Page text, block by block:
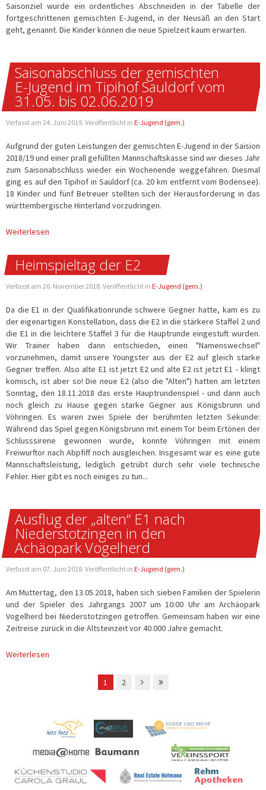
Saisonziel wurde ein ordentliches Abschneiden in der Tabelle der
fortgeschrittenen gemischten E-Jugend, in der Neusäß an den Start
geht, genannt. Die Kinder können die neue Spielzeit kaum erwarten.
Saisonabschluss der gemischten
E-Jugend im Tipihof Sauldorf vom
31.05. bis 02.06.2019
Verfasst am 24. Juni 2019. Veröffentlicht in E-Jugend (gem.)
Aufgrund der guten Leistungen der gemischten E-Jugend in der Saision
2018/19 und einer prall gefüllten Mannschaftskasse sind wir dieses Jahr
zum Saisonabschluss wieder ein Wochenende weggefahren. Diesmal
ging es auf den Tipihof in Sauldorf (ca. 20 km entfernt vom Bodensee).
18 Kinder und fünf Betreuer stellten sich der Herausforderung in das
württembergische Hinterland vorzudringen.
Heimspieltag der E2
Verfasst am 20. November 2018. Veröffentlicht in E-Jugend (gem.)
Da die E1 in der Qualifikationrunde schwere Gegner hatte, kam es zu
der eigenartigen Konstellation, dass die E2 in die stärkere Staffel 2 und
die E1 in die leichtere Staffel 3 für die Hauptrunde eingestuft wurden.
Wir Trainer haben dann entschieden, einen "Namenswechsel"
vorzunehmen, damit unsere Youngster aus der E2 auf gleich starke
Gegner treffen. Also alte E1 ist jetzt E2 und alte E2 ist jetzt E1 - klingt
komisch, ist aber so! Die neue E2 (also die "Alten") hatten am letzten
Sonntag, den 18.11.2018 das erste Hauptrundenspiel - und dann auch
noch gleich zu Hause gegen starke Gegner aus Königsbrunn und
Vöhringen. Es waren zwei Spiele der berühmten letzten Sekunde:
Während das Spiel gegen Königsbrunn mit einem Tor beim Ertönen der
Schlusssirene gewonnen wurde, konnte Vöhringen mit einem
Freiwurftor nach Abpfiff noch ausgleichen. Insgesamt war es eine gute
Mannschaftsleistung, lediglich getrübt durch sehr viele technische
Fehler. Hier gibt es noch einiges zu tun...
Ausflug der „alten“ E1 nach
Niederstotzingen in den
Achäopark Vogelherd
Verfasst am 07. Juni 2018. Veröffentlicht in E-Jugend (gem.)
Am Muttertag, den 13.05.2018, haben sich sieben Familien der Spielerin
und der Spieler des Jahrgangs 2007 um 10:00 Uhr am Archäopark
Vogelherd bei Niederstotzingen getroffen. Gemeinsam haben wir eine
Zeitreise zurück in die Altsteinzeit vor 40.000 Jahre gemacht.
1 2